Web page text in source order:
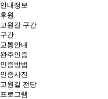
안내정보
후원
고원길 구간
구간
교통안내
완주인증
인증방법
인증사진
고원길 전당
프로그램